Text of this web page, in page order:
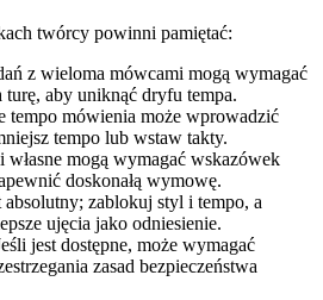
twórcy powinni pamiętać:
z wieloma mówcami mogą wymagać
turę, aby uniknąć dryfu tempa.
tempo mówienia może wprowadzić
tempo lub wstaw takty.
mogą wymagać wskazówek
doskonałą wymowę.
zablokuj styl i tempo, a
ujęcia jako odniesienie.
jest dostępne, może wymagać
zasad bezpieczeństwa